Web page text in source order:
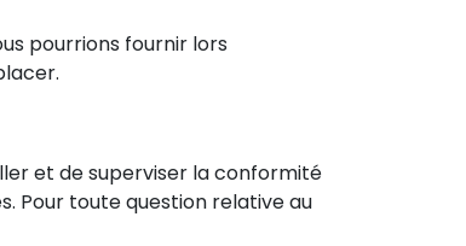
pourrions fournir lors
et de superviser la conformité
Pour toute question relative au